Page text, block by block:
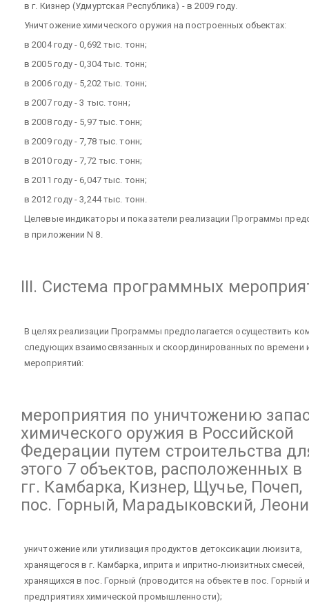
в г. Кизнер (Удмуртская Республика) - в 2009 году.
Уничтожение химического оружия на построенных объектах:
в 2004 году - 0,692 тыс. тонн;
в 2005 году - 0,304 тыс. тонн;
в 2006 году - 5,202 тыс. тонн;
в 2007 году - 3 тыс. тонн;
в 2008 году - 5,97 тыс. тонн;
в 2009 году - 7,78 тыс. тонн;
в 2010 году - 7,72 тыс. тонн;
в 2011 году - 6,047 тыс. тонн;
в 2012 году - 3,244 тыс. тонн.
Целевые индикаторы и показатели реализации Программы
в приложении N 8.
III. Система программных
В целях реализации Программы предполагается осуществить
следующих взаимосвязанных и скоординированных по времени
мероприятий:
мероприятия по уничтожению
химического оружия в Российской
Федерации путем строительства
этого 7 объектов, расположенных в
гг. Камбарка, Кизнер, Щучье, Почеп,
пос. Горный, Марадыковский,
уничтожение или утилизация продуктов детоксикации люизита,
хранящегося в г. Камбарка, иприта и ипритно-люизитных смесей,
хранящихся в пос. Горный (проводится на объекте в пос. Горный
предприятиях химической промышленности);